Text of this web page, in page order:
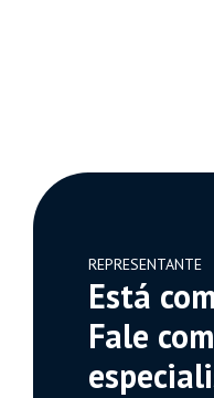
REPRESENTANTE
Está
Fale